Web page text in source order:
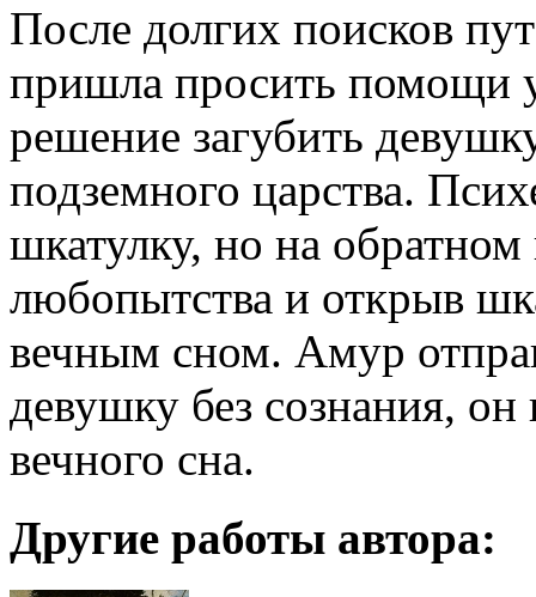
После долгих поисков
пришла просить помощи
решение загубить
подземного царства.
шкатулку, но на
любопытства и открыв
вечным сном. Амур
девушку без сознания,
вечного сна.
Другие работы автора: